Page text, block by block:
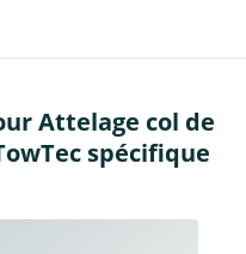
Attelage col de
spécifique